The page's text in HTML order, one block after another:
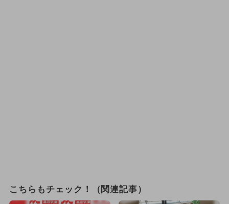
こちらもチェック！（関連記事）